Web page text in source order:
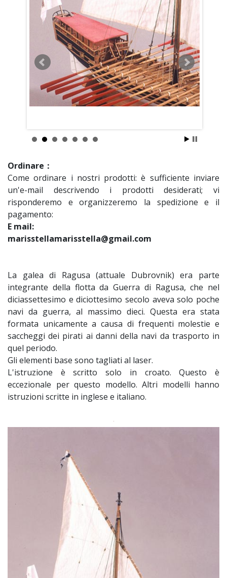
Ordinare：
Come ordinare i nostri prodotti: è sufficiente inviare
un'e-mail descrivendo i prodotti desiderati; vi
risponderemo e organizzeremo la spedizione e il
pagamento:
E mail:
marisstellamarisstella@gmail.com
La galea di Ragusa (attuale Dubrovnik) era parte
integrante della flotta da Guerra di Ragusa, che nel
diciassettesimo e diciottesimo secolo aveva solo poche
navi da guerra, al massimo dieci. Questa era stata
formata unicamente a causa di frequenti molestie e
saccheggi dei pirati ai danni della navi da trasporto in
quel periodo.
Gli elementi base sono tagliati al laser.
L'istruzione è scritto solo in croato. Questo è
eccezionale per questo modello. Altri modelli hanno
istruzioni scritte in inglese e italiano.